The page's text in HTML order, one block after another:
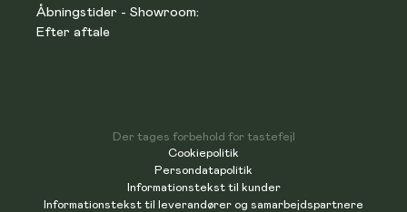
Åbningstider - Showroom:
Efter aftale
Cookiepolitik
Persondatapolitik
Informationstekst til kunder
Informationstekst til leverandører og samarbejdspartnere
Der tages forbehold for tastefejl